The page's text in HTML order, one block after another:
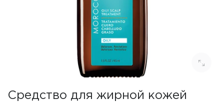
Средство для жирной кожей